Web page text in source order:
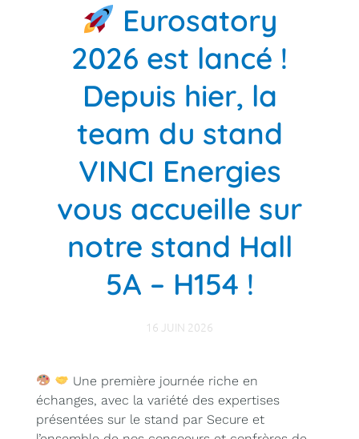
Eurosatory
2026 est lancé !
Depuis hier, la
team du stand
VINCI Energies
vous accueille sur
notre stand Hall
5A – H154 !
16 JUIN 2026
Une première journée riche en
échanges, avec la variété des expertises
présentées sur le stand par Secure et